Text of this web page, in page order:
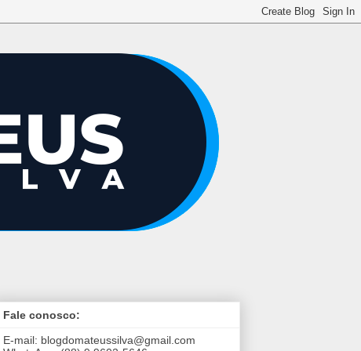
Fale conosco:
E-mail: blogdomateussilva@gmail.com